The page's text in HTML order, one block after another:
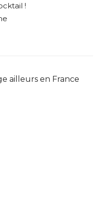
!
ailleurs en France